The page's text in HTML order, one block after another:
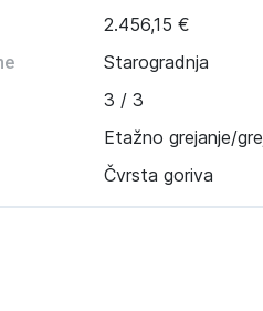
2.456,15 €
Starogradnja
3 / 3
Etažno grejanje/
Čvrsta goriva